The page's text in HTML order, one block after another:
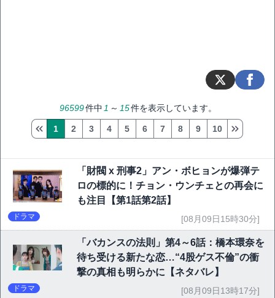
96599件中1 ～ 15件を表示しています。
1 2 3 4 5 6 7 8 9 10
「財閥 x 刑事2」アン・ボヒョンが爆弾テ
ロの標的に！チョン・ウンチェとの再会に
も注目【第1話第2話】
ドラマ [08月09日15時30分]
「バカンスの法則」第4～6話：橋本環奈を
待ち受ける新たな恋…“4股ゲス不倫”の衝
撃の真相も明らかに【ネタバレ】
ドラマ [08月09日13時17分]